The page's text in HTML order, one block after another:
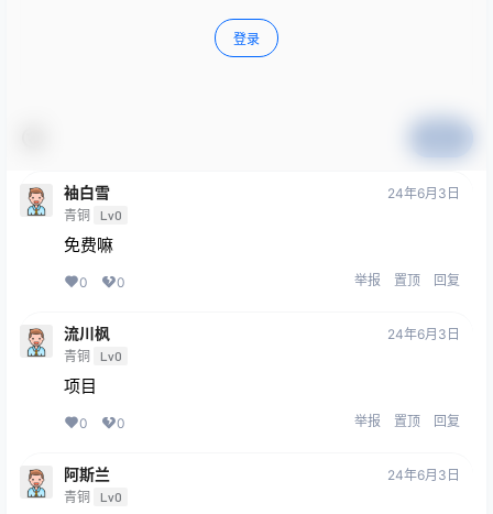
登录
袖白雪
青铜 Lv0
24年6月3日
免费嘛
0 0 举报 置顶 回复
流川枫
青铜 Lv0
24年6月3日
项目
0 0 举报 置顶 回复
阿斯兰
青铜 Lv0
24年6月3日